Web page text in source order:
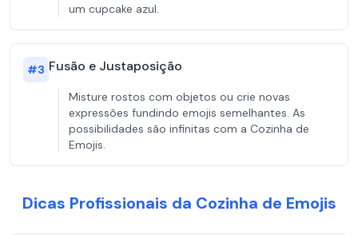
um cupcake azul.
#3 Fusão e Justaposição
Misture rostos com objetos ou crie novas
expressões fundindo emojis semelhantes. As
possibilidades são infinitas com a Cozinha de
Emojis.
Dicas Profissionais da Cozinha de Emojis